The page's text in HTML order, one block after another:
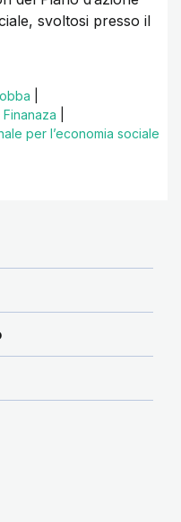
svoltosi presso il
per l’economia sociale